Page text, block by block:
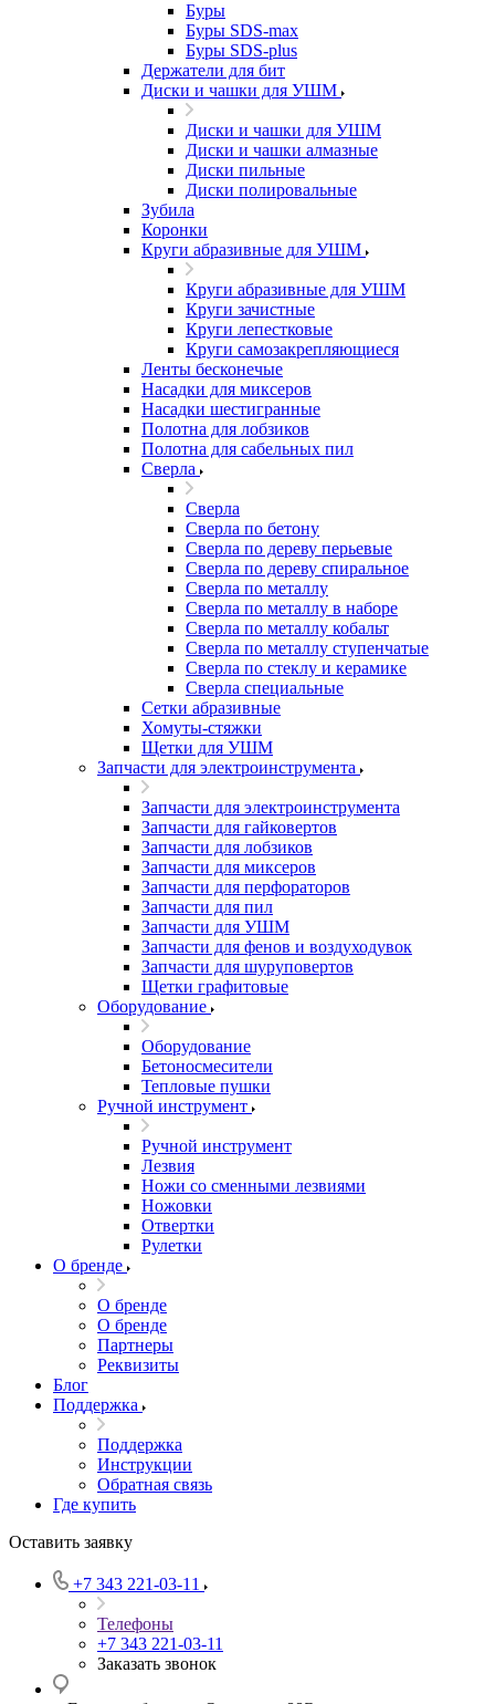
Буры
Буры SDS-max
Буры SDS-plus
Держатели для бит
Диски и чашки для УШМ
Диски и чашки для УШМ
Диски и чашки алмазные
Диски пильные
Диски полировальные
Зубила
Коронки
Круги абразивные для УШМ
Круги абразивные для УШМ
Круги зачистные
Круги лепестковые
Круги самозакрепляющиеся
Ленты бесконечые
Насадки для миксеров
Насадки шестигранные
Полотна для лобзиков
Полотна для сабельных пил
Сверла
Сверла
Сверла по бетону
Сверла по дереву перьевые
Сверла по дереву спиральное
Сверла по металлу
Сверла по металлу в наборе
Сверла по металлу кобальт
Сверла по металлу ступенчатые
Сверла по стеклу и керамике
Сверла специальные
Сетки абразивные
Хомуты-стяжки
Щетки для УШМ
Запчасти для электроинструмента
Запчасти для электроинструмента
Запчасти для гайковертов
Запчасти для лобзиков
Запчасти для миксеров
Запчасти для перфораторов
Запчасти для пил
Запчасти для УШМ
Запчасти для фенов и воздуходувок
Запчасти для шуруповертов
Щетки графитовые
Оборудование
Оборудование
Бетоносмесители
Тепловые пушки
Ручной инструмент
Ручной инструмент
Лезвия
Ножи со сменными лезвиями
Ножовки
Отвертки
Рулетки
О бренде
О бренде
О бренде
Партнеры
Реквизиты
Блог
Поддержка
Поддержка
Инструкции
Обратная связь
Где купить
Оставить заявку
+7 343 221-03-11
Телефоны
+7 343 221-03-11
Заказать звонок